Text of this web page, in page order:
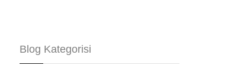
Blog Kategorisi